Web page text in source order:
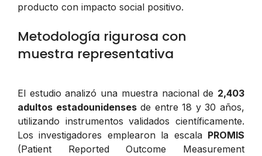
producto con impacto social positivo.
Metodología rigurosa con
muestra representativa
El estudio analizó una muestra nacional de 2,403
adultos estadounidensesde entre 18 y 30 años,
utilizando instrumentos validados científicamente.
Los investigadores emplearon la escala PROMIS
(Patient Reported Outcome Measurement